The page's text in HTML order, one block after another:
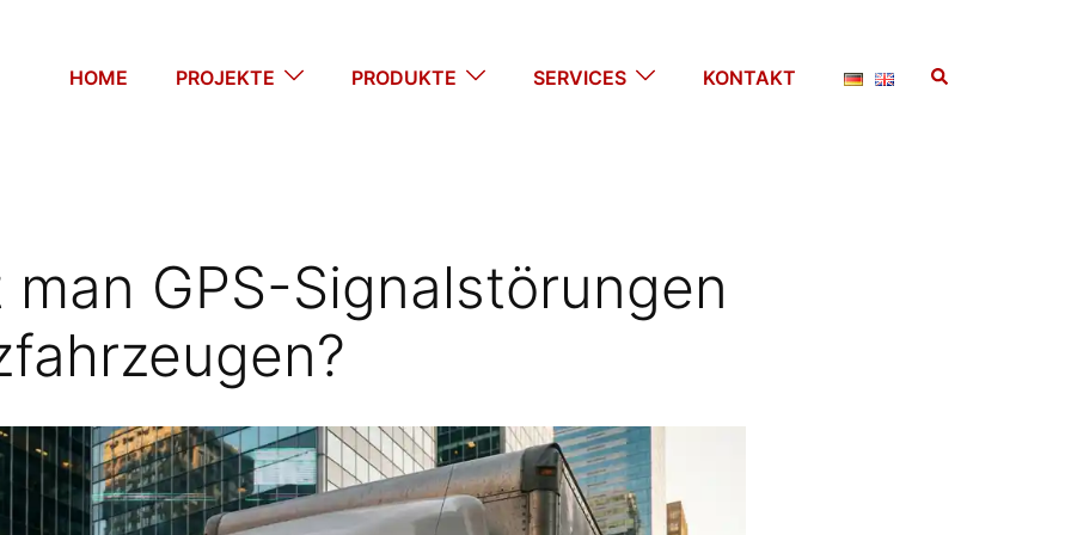
HOME PROJEKTE PRODUKTE SERVICES KONTAKT Suche
GPS-Signalstörungen